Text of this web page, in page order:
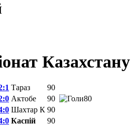
Казахстану
Тараз
90
Актобе 90
80
Шахтар К 90
Каспій 90